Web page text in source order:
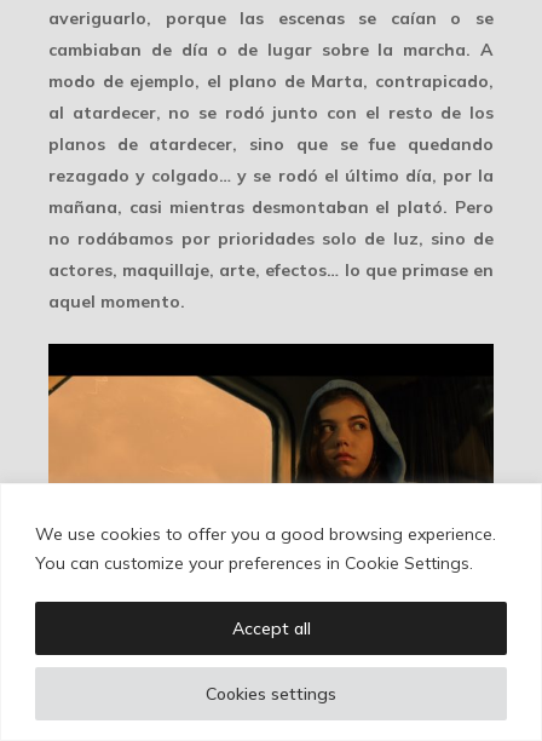
We use cookies to offer you a good browsing experience.
You can customize your preferences in Cookie Settings.
Cookies settings
Accept all
averiguarlo, porque las escenas se caían o se
cambiaban de día o de lugar sobre la marcha. A
modo de ejemplo, el plano de Marta, contrapicado,
al atardecer, no se rodó junto con el resto de los
planos de atardecer, sino que se fue quedando
rezagado y colgado… y se rodó el último día, por la
mañana, casi mientras desmontaban el plató. Pero
no rodábamos por prioridades solo de luz, sino de
actores, maquillaje, arte, efectos… lo que primaseen
aquel momento.
…ante la atenta mirada de Marta. El plano de Ramiro
Blas fue de los primeros que rodamos en plató y este
se nos quedó colgado hasta el último día, dos
semanas después. De modo que tuvimos que volver a